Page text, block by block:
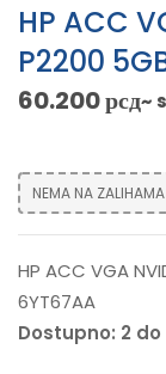
HP ACC
P2200
60.200рсд~
NEMA NA ZALIHAMA
HP ACC VGA
6YT67AA
Dostupno: 2